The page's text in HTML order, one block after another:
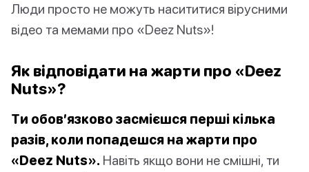
Люди просто не можуть насититися вірусними
відео та мемами про «Deez Nuts»!
Як відповідати на жарти про «Deez
Nuts»?
Ти обов’язково засмієшся перші кілька
разів, коли попадешся на жарти про
«Deez Nuts». Навіть якщо вони не смішні, ти